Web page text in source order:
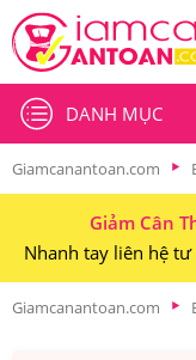
DANH MỤC
Giamcanantoan.com
Giảm Cân
Nhanh tay liên hệ
Giamcanantoan.com